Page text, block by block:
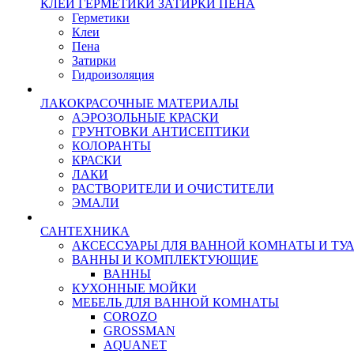
КЛЕИ ГЕРМЕТИКИ ЗАТИРКИ ПЕНА
Герметики
Клеи
Пена
Затирки
Гидроизоляция
ЛАКОКРАСОЧНЫЕ МАТЕРИАЛЫ
АЭРОЗОЛЬНЫЕ КРАСКИ
ГРУНТОВКИ АНТИСЕПТИКИ
КОЛОРАНТЫ
КРАСКИ
ЛАКИ
РАСТВОРИТЕЛИ И ОЧИСТИТЕЛИ
ЭМАЛИ
САНТЕХНИКА
АКСЕССУАРЫ ДЛЯ ВАННОЙ КОМНАТЫ И
ВАННЫ И КОМПЛЕКТУЮЩИЕ
ВАННЫ
КУХОННЫЕ МОЙКИ
МЕБЕЛЬ ДЛЯ ВАННОЙ КОМНАТЫ
COROZO
GROSSMAN
AQUANET